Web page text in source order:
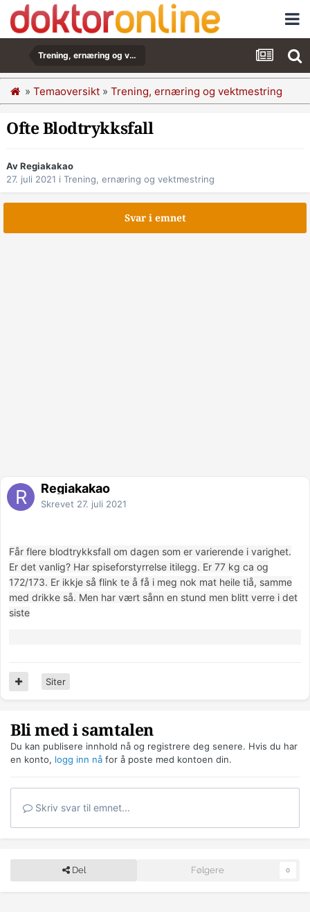
Trening, ernæring og vektmestring
» Temaoversikt » Trening, ernæring og vektmestring
Ofte Blodtrykksfall
Av Regiakakao
27. juli 2021 i Trening, ernæring og vektmestring
Svar i emnet
Regiakakao
Skrevet 27. juli 2021
Får flere blodtrykksfall om dagen som er varierende i varighet.
Er det vanlig? Har spiseforstyrrelse itilegg. Er 77 kg ca og
172/173. Er ikkje så flink te å få i meg nok mat heile tiå, samme
med drikke så. Men har vært sånn en stund men blitt verre i det
siste
Siter
Bli med i samtalen
Du kan publisere innhold nå og registrere deg senere. Hvis du har
en konto, logg inn nå for å poste med kontoen din.
Skriv svar til emnet...
Del Følgere 0